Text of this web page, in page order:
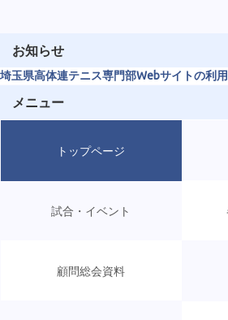
お知らせ
埼玉県高体連テニス専門部Webサイトの利
メニュー
トップページ
試合・イベント
顧問総会資料